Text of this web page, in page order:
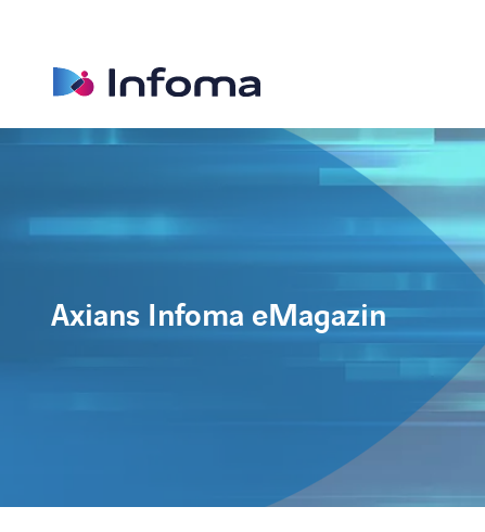
Axians Infoma eMagazin